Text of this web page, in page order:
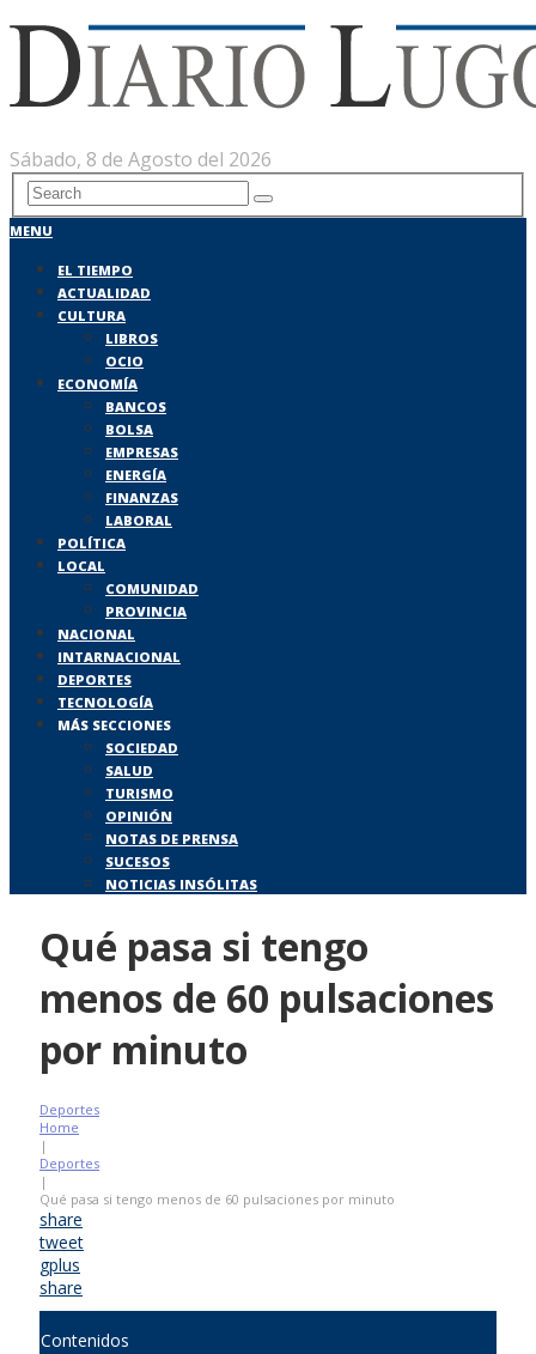
Sábado, 8 de Agosto del 2026
MENU
EL TIEMPO
ACTUALIDAD
CULTURA
LIBROS
OCIO
ECONOMÍA
BANCOS
BOLSA
EMPRESAS
ENERGÍA
FINANZAS
LABORAL
POLÍTICA
LOCAL
COMUNIDAD
PROVINCIA
NACIONAL
INTARNACIONAL
DEPORTES
TECNOLOGÍA
MÁS SECCIONES
SOCIEDAD
SALUD
TURISMO
OPINIÓN
NOTAS DE PRENSA
SUCESOS
NOTICIAS INSÓLITAS
Qué pasa si tengo
menos de 60 pulsaciones
por minuto
Deportes
Home
|
Deportes
|
Qué pasa si tengo menos de 60 pulsaciones por minuto
share
tweet
gplus
share
Contenidos